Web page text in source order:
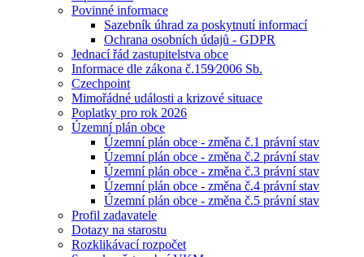
Povinné informace
Sazebník úhrad za poskytnutí informací
Ochrana osobních údajů - GDPR
Jednací řád zastupitelstva obce
Informace dle zákona č.159⁄2006 Sb.
Czechpoint
Mimořádné události a krizové situace
Poplatky pro rok 2026
Územní plán obce
Územní plán obce - změna č.1 právní stav
Územní plán obce - změna č.2 právní stav
Územní plán obce - změna č.3 právní stav
Územní plán obce - změna č.4 právní stav
Územní plán obce - změna č.5 právní stav
Profil zadavatele
Dotazy na starostu
Rozklikávací rozpočet